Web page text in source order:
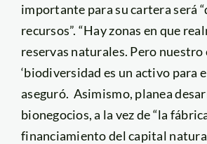
importante para su cartera será
recursos”. “Hay zonas en que
reservas naturales. Pero nuestro
‘biodiversidad es un activo para
aseguró. Asimismo, planea
bionegocios, a la vez de “la
financiamiento del capital